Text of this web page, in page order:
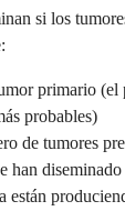
si los
primario (el
probables)
de tumores
han
están